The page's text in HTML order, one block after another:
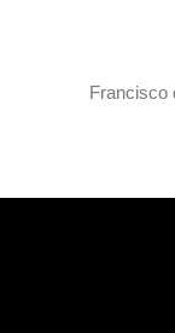
Francisco